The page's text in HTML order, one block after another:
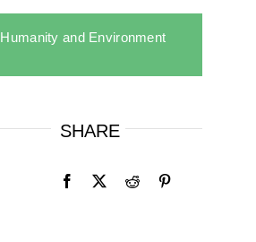
Humanity and Environment
SHARE